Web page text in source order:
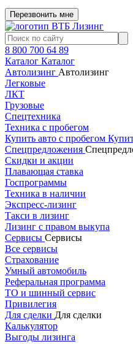
Перезвонить мне
8 800 700 64 89
Каталог Каталог
Автолизинг Автолизинг
Легковые
ЛКТ
Грузовые
Спецтехника
Техника с пробегом
Купить авто с пробегом
Спецпредложения
Скидки и акции
Плавающая ставка
Госпрограммы
Техника в наличии
Экспресс-лизинг
Такси в лизинг
Лизинг с правом выкупа
Сервисы Сервисы
Все сервисы
Страхование
Умный автомобиль
Реферальная программа
ТО и шинный сервис
Привилегия
Для сделки Для сделки
Калькулятор
Выгоды лизинга